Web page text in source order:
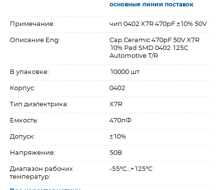
основные линии поставок
Примечание: чип 0402 X7R 470pF ±10% 50V
Описание Eng:
Cap Ceramic 470pF 50V X7R
10% Pad SMD 0402 125C
Automotive T/R
В упаковке: 10000 шт
Корпус: 0402
Тип диэлектрика: X7R
Емкость: 470пФ
Допуск: ±10%
Напряжение: 50В
Диапазон рабочих
температур:
-55°C…+125°C